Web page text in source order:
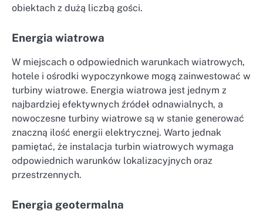
obiektach z dużą liczbą gości.
Energia wiatrowa
W miejscach o odpowiednich warunkach wiatrowych,
hotele i ośrodki wypoczynkowe mogą zainwestować w
turbiny wiatrowe. Energia wiatrowa jest jednym z
najbardziej efektywnych źródeł odnawialnych, a
nowoczesne turbiny wiatrowe są w stanie generować
znaczną ilość energii elektrycznej. Warto jednak
pamiętać, że instalacja turbin wiatrowych wymaga
odpowiednich warunków lokalizacyjnych oraz
przestrzennych.
Energia geotermalna